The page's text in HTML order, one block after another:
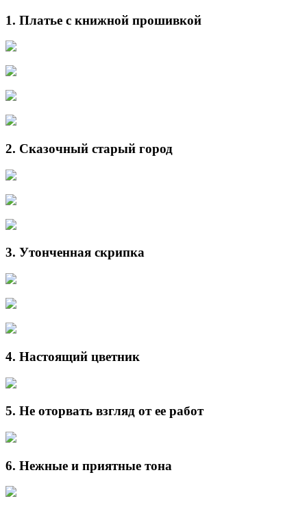
1. Платье с книжной прошивкой
2. Сказочный старый город
3. Утонченная скрипка
4. Настоящий цветник
5. Не оторвать взгляд от ее работ
6. Нежные и приятные тона